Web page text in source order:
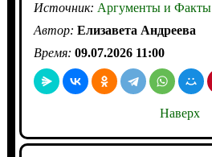
Источник: Аргументы и Факты
Автор: Елизавета Андреева
Время: 09.07.2026 11:00
Наверх